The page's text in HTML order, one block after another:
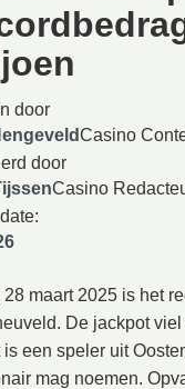
door
Casino
door
Casino
maart 2025 is het
De jackpot
een speler uit
mag noemen.